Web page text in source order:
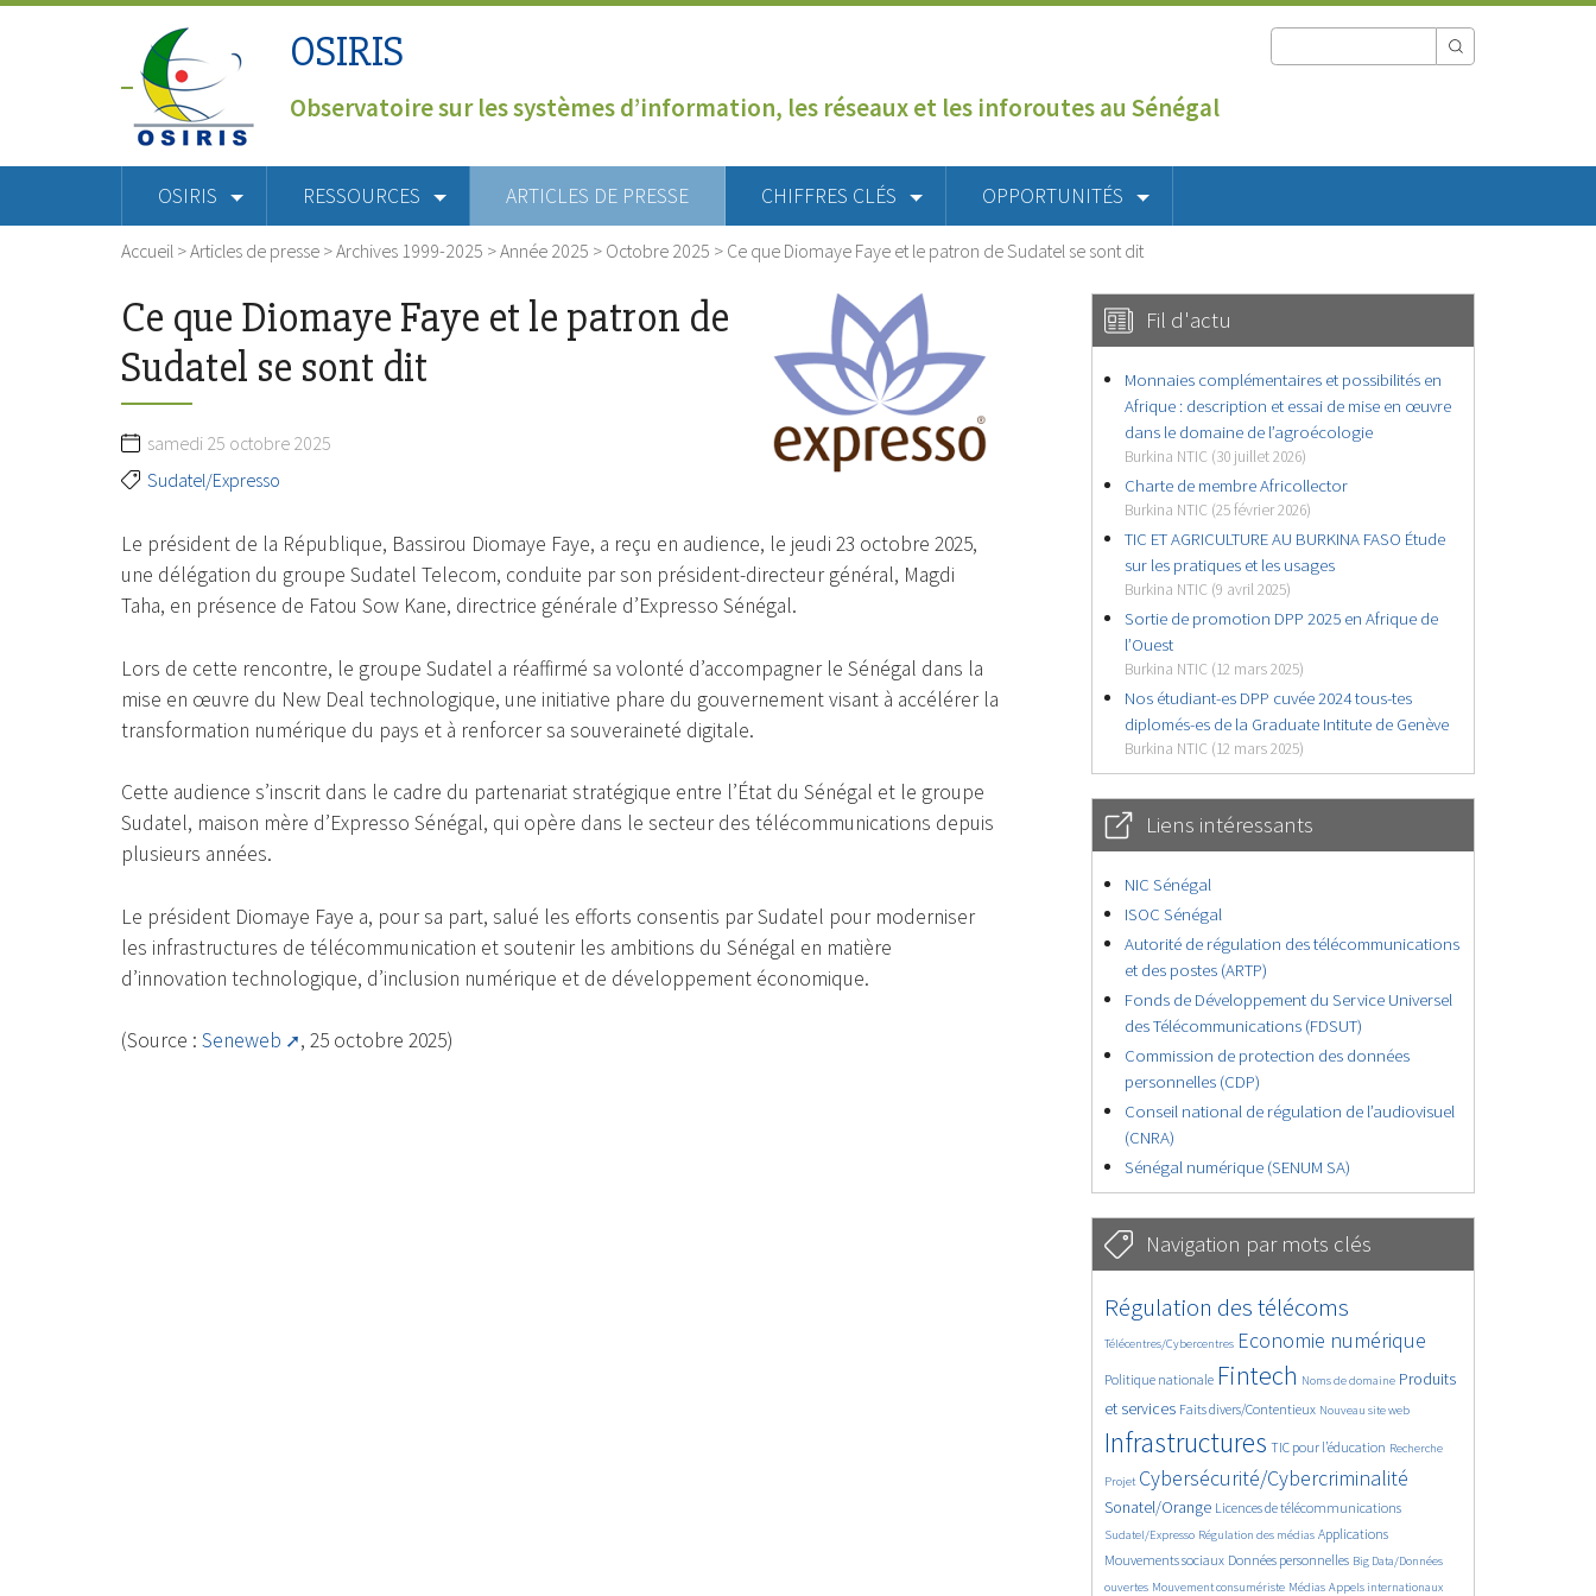
OSIRIS
Observatoire sur les systèmes d’information, les réseaux et les inforoutes au Sénégal
OSIRIS RESSOURCES ARTICLES DE PRESSE CHIFFRES CLÉS OPPORTUNITÉS
Accueil >Articles de presse >Archives 1999-2025 >Année 2025 > Octobre 2025 > Ce que Diomaye Faye et le patron de Sudatel se sont dit
Ce que Diomaye Faye et le patron de
Sudatel se sont dit
samedi 25 octobre 2025
Sudatel/Expresso
Le président de la République, Bassirou Diomaye Faye, a reçu en audience, le jeudi 23 octobre 2025,
une délégation du groupe Sudatel Telecom, conduite par son président-directeur général, Magdi
Taha, en présence de Fatou Sow Kane, directrice générale d’Expresso Sénégal.
Lors de cette rencontre, le groupe Sudatel a réaffirmé sa volonté d’accompagner le Sénégal dans la
mise en œuvre du New Deal technologique, une initiative phare du gouvernement visant à accélérer la
transformation numérique du pays et à renforcer sa souveraineté digitale.
Cette audience s’inscrit dans le cadre du partenariat stratégique entre l’État du Sénégal et le groupe
Sudatel, maison mère d’Expresso Sénégal, qui opère dans le secteur des télécommunications depuis
plusieurs années.
Le président Diomaye Faye a, pour sa part, salué les efforts consentis par Sudatel pour moderniser
les infrastructures de télécommunication et soutenir les ambitions du Sénégal en matière
d’innovation technologique, d’inclusion numérique et de développement économique.
(Source : Seneweb , 25 octobre 2025)
Fil d'actu
Monnaies complémentaires et possibilités en
Afrique : description et essai de mise en œuvre
dans le domaine de l’agroécologie
Burkina NTIC (30 juillet 2026)
Charte de membre Africollector
Burkina NTIC (25 février 2026)
TIC ET AGRICULTURE AU BURKINA FASO Étude
sur les pratiques et les usages
Burkina NTIC (9 avril 2025)
Sortie de promotion DPP 2025 en Afrique de
l’Ouest
Burkina NTIC (12 mars 2025)
Nos étudiant-es DPP cuvée 2024 tous-tes
diplomés-es de la Graduate Intitute de Genève
Burkina NTIC (12 mars 2025)
Liens intéressants
NIC Sénégal
ISOC Sénégal
Autorité de régulation des télécommunications
et des postes (ARTP)
Fonds de Développement du Service Universel
des Télécommunications (FDSUT)
Commission de protection des données
personnelles (CDP)
Conseil national de régulation de l’audiovisuel
(CNRA)
Sénégal numérique (SENUM SA)
Navigation par mots clés
4657/5706
Régulation des télécoms
364/5706
Télécentres/Cybercentres
3781/5706 Economie numérique
1877/5706
Politique nationale
5200/5706 Fintech
686/5706
Noms de domaine
2467/5706
Produits
et services
1616/5706 Faits divers/Contentieux
847/5706 Nouveau site web
5706/5706
Infrastructures
1835/5706
TIC pour l’éducation
202/5706
Recherche
247/5706
Projet
3633/5706Cybersécurité/Cybercriminalité
2323/5706
Sonatel/Orange
1629/5706 Licences de télécommunications
299/5706
Sudatel/Expresso
1019/5706 Régulation des médias
1526/5706 Applications
1232/5706
Mouvements sociaux
1670/5706 Données personnelles
146/5706
Big Data/Données
ouvertes
626/5706Mouvement consumériste
366/5706 Médias
751/5706
Appels internationaux